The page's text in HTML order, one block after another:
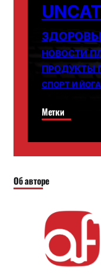
НОВОСТИ
ПРОДУКТЫ
СПОРТ И ЙОГА
Метки
Об авторе